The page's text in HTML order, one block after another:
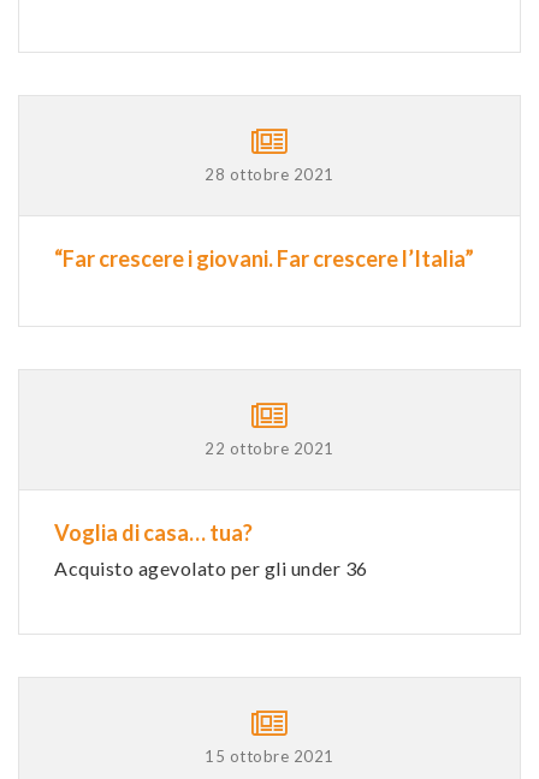
28 ottobre 2021
“Far crescere i giovani. Far crescere l’Italia”
22 ottobre 2021
Voglia di casa… tua?
Acquisto agevolato per gli under 36
15 ottobre 2021